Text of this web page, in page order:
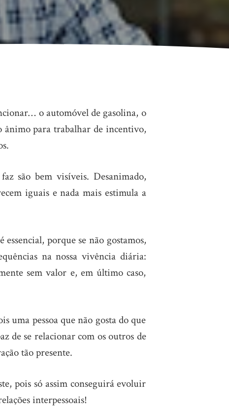
o automóvel de gasolina, o
ânimo para trabalhar de incentivo,
são bem visíveis. Desanimado,
iguais e nada mais estimula a
essencial, porque se não gostamos,
na nossa vivência diária:
sem valor e, em último caso,
uma pessoa que não gosta do que
de se relacionar com os outros de
tão presente.
pois só assim conseguirá evoluir
interpessoais!